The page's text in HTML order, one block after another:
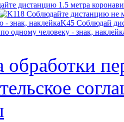
K45 Соблюдай
обработки